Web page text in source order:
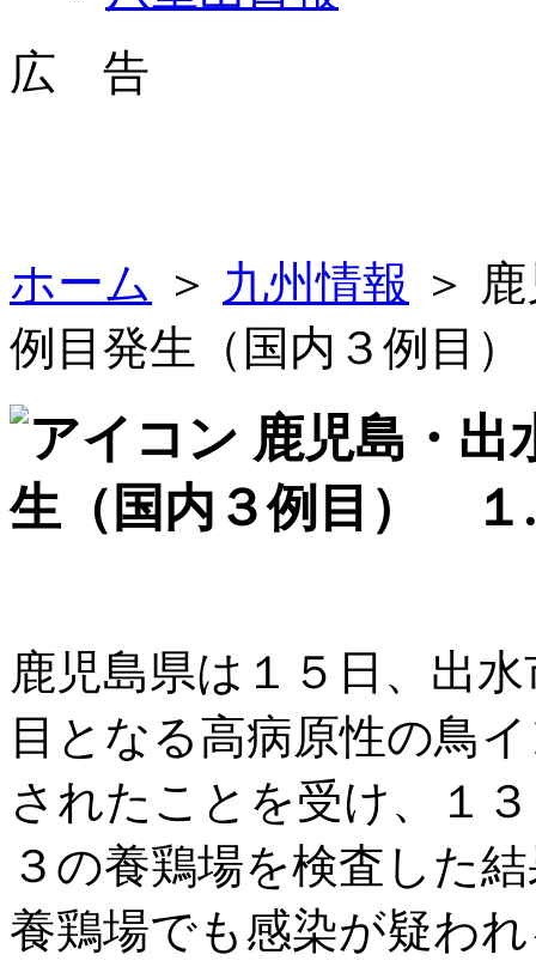
広 告
ホーム ＞ 九州情報 ＞
例目発生（国内３例目
鹿児島・
生（国内３例目） １
鹿児島県は１５日、出
目となる高病原性の鳥
されたことを受け、１
３の養鶏場を検査した
養鶏場でも感染が疑わ